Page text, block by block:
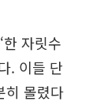
자릿수
. 이들 단
히 몰렸다